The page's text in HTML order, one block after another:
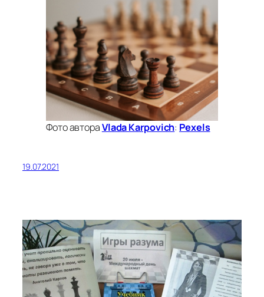
Фото автораVlada Karpovich: Pexels
19.07.2021